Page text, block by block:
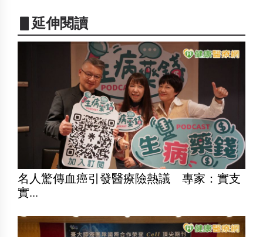
▋延伸閱讀
名人驚傳血癌引發醫療險熱議 專家：實支
實...